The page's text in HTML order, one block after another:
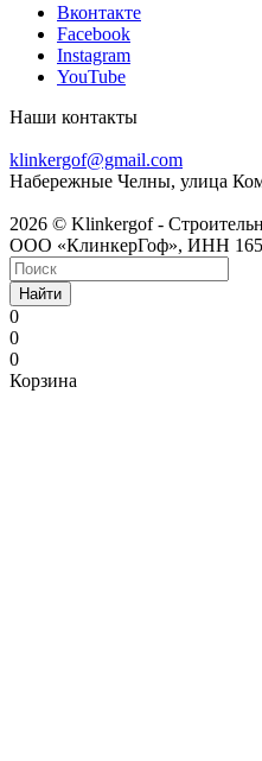
Вконтакте
Facebook
Instagram
YouTube
Наши контакты
klinkergof@gmail.com
Набережные Челны, улица
2026 © Klinkergof -
ООО «КлинкерГоф», ИНН
Найти
0
0
0
Корзина